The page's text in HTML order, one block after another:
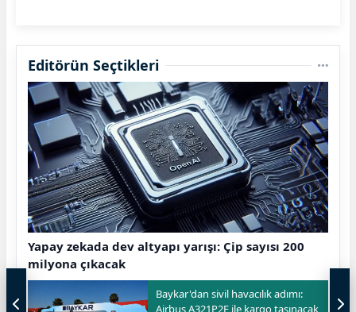
Editörün Seçtikleri
Yapay zekada dev altyapı yarışı: Çip sayısı 200
milyona çıkacak
Baykar'dan sivil havacılık adımı:
Airbus A321P2F ile kargo taşınacak